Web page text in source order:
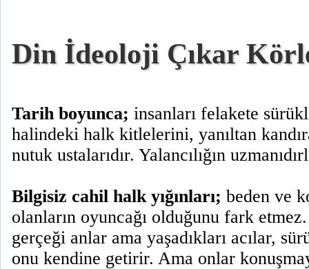
Din İdeoloji Çıkar
Tarih boyunca; insanları felakete
halindeki halk kitlelerini, yanıltan
nutuk ustalarıdır. Yalancılığın
Bilgisiz cahil halk yığınları; beden ve
olanların oyuncağı olduğunu fark
gerçeği anlar ama yaşadıkları acılar,
onu kendine getirir. Ama onlar